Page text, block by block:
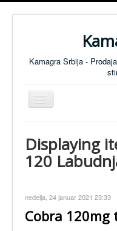
Kamagra Srbija -
Isključi
navigaciju
Preparati za Žene
Tablete za
Preparati za
Displaying
120
nedelja, 24 januar 2021 23:33
Cobra 120mg